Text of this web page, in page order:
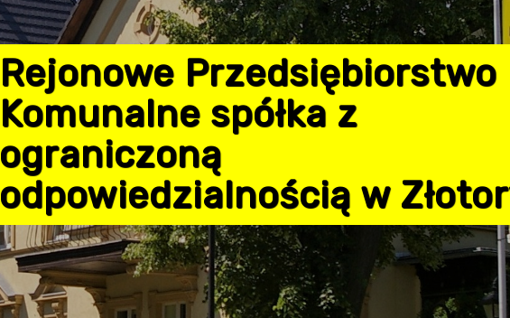
Rejonowe Przedsiębiorstwo
Komunalne spółka z
ograniczoną
odpowiedzialnością w